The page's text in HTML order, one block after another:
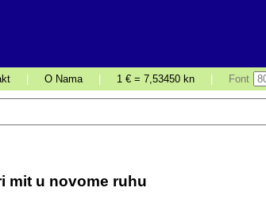
O Nama 1 € = 7,53450 kn Font
mit u novome ruhu